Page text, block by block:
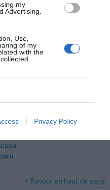
my
Advertising.
Use,
of my
with the
Privacy Policy
Retour en haut de page